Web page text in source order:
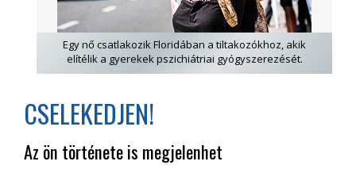
Egy nő csatlakozik Floridában a tiltakozókhoz, akik
elítélik a gyerekek pszichiátriai gyógyszerezését.
CSELEKEDJEN!
Az ön története is megjelenhet